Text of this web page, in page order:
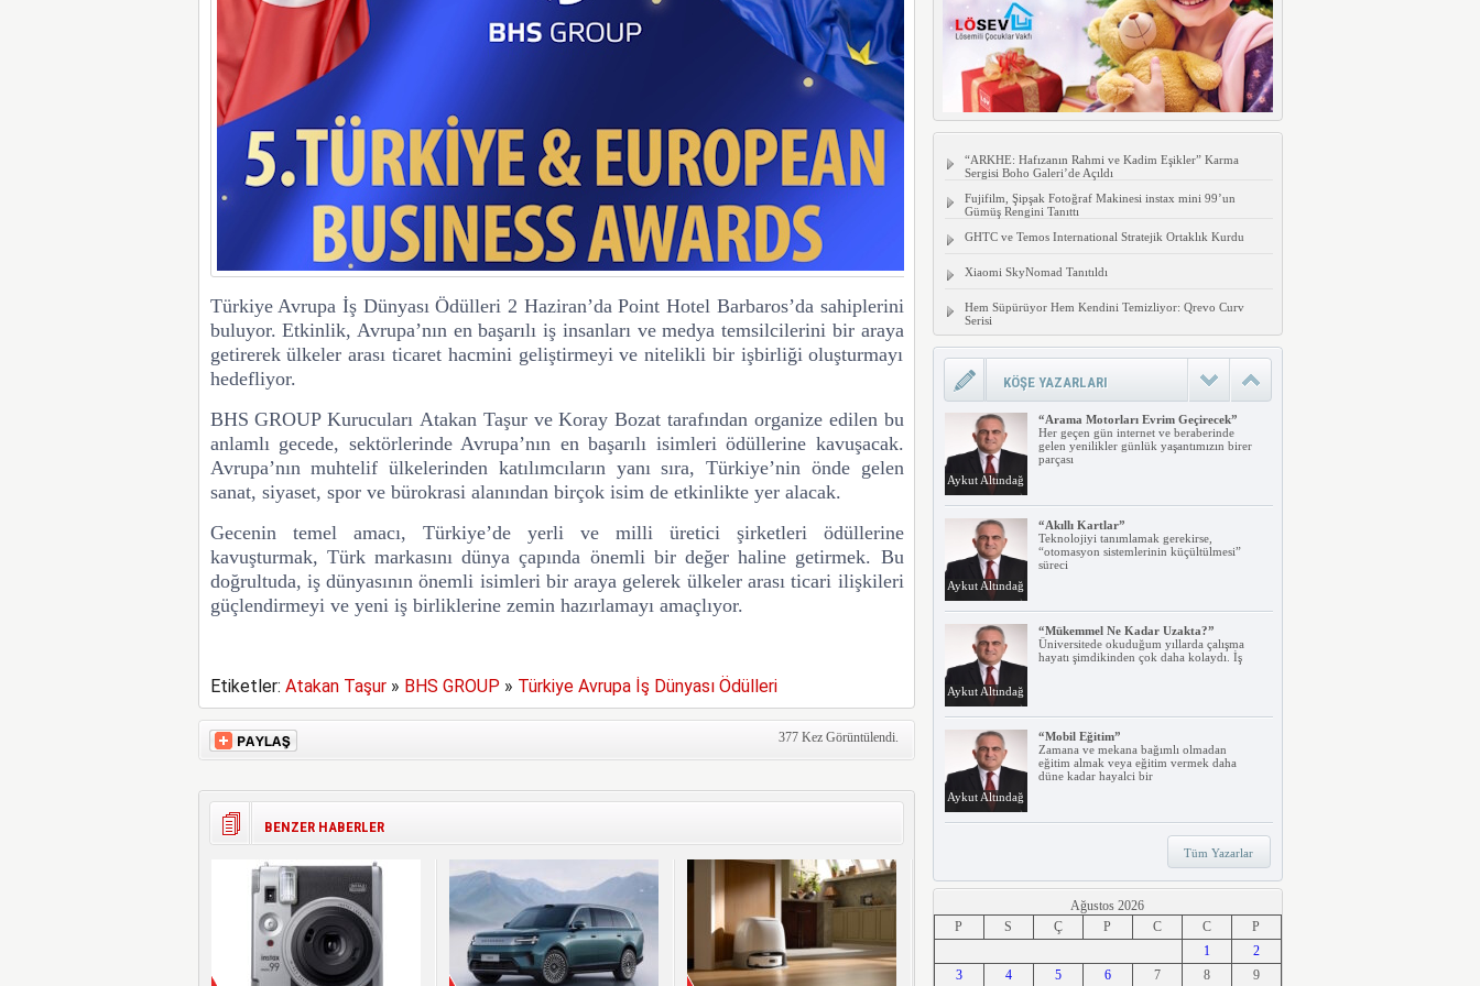
Türkiye Avrupa İş Dünyası Ödülleri 2 Haziran’da Point Hotel Barbaros’da sahiplerini
buluyor. Etkinlik, Avrupa’nın en başarılı iş insanları ve medya temsilcilerini bir araya
getirerek ülkeler arası ticaret hacmini geliştirmeyi ve nitelikli bir işbirliği oluşturmayı
hedefliyor.
BHS GROUP Kurucuları Atakan Taşur ve Koray Bozat tarafından organize edilen bu
anlamlı gecede, sektörlerinde Avrupa’nın en başarılı isimleri ödüllerine kavuşacak.
Avrupa’nın muhtelif ülkelerinden katılımcıların yanı sıra, Türkiye’nin önde gelen
sanat, siyaset, spor ve bürokrasi alanından birçok isim de etkinlikte yer alacak.
Gecenin temel amacı, Türkiye’de yerli ve milli üretici şirketleri ödüllerine
kavuşturmak, Türk markasını dünya çapında önemli bir değer haline getirmek. Bu
doğrultuda, iş dünyasının önemli isimleri bir araya gelerek ülkeler arası ticari ilişkileri
güçlendirmeyi ve yeni iş birliklerine zemin hazırlamayı amaçlıyor.
Etiketler: Atakan Taşur» BHS GROUP» Türkiye Avrupa İş Dünyası Ödülleri
377 Kez Görüntülendi.
BENZER HABERLER
“ARKHE: Hafızanın Rahmi ve Kadim Eşikler” Karma
Sergisi Boho Galeri’de Açıldı
Fujifilm, Şipşak Fotoğraf Makinesi instax mini 99’un
Gümüş Rengini Tanıttı
GHTC ve Temos International Stratejik Ortaklık Kurdu
Xiaomi SkyNomad Tanıtıldı
Hem Süpürüyor Hem Kendini Temizliyor: Qrevo Curv
Serisi
KÖŞE YAZARLARI
Aykut Altındağ
“Arama Motorları Evrim Geçirecek”
Her geçen gün internet ve beraberinde
gelen yenilikler günlük yaşantımızın birer
parçası
Aykut Altındağ
“Akıllı Kartlar”
Teknolojiyi tanımlamak gerekirse,
“otomasyon sistemlerinin küçültülmesi”
süreci
Aykut Altındağ
“Mükemmel Ne Kadar Uzakta?”
Üniversitede okuduğum yıllarda çalışma
hayatı şimdikinden çok daha kolaydı. İş
Aykut Altındağ
“Mobil Eğitim”
Zamana ve mekana bağımlı olmadan
eğitim almak veya eğitim vermek daha
düne kadar hayalci bir
“Teknoloji, Hızlı Tren ve İrem…”
Belki dikkatinizi çekmiştir. Türkiye’nin ilk
hızlı treni Ankara – Eskişehir
“Ne Duruyorsunuz, Dijitalleşsenize!”
Arabanız kendi kendine park ederken, siz
apartmanınıza giriyor ve evinizin kapısını
Tüm Yazarlar
Ağustos 2026
P
S Ç P C C
P
1
2
3
4 5 6 7 8 9